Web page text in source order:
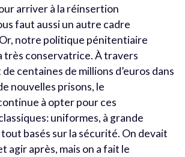
arriver à la réinsertion
faut aussi un autre cadre
notre politique pénitentiaire
très conservatrice. À travers
centaines de millions d’euros dans
nouvelles prisons, le
à opter pour ces
uniformes, à grande
basés sur la sécurité. On devait
agir après, mais on a fait le